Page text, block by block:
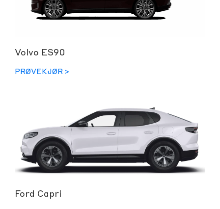
Volvo ES90
PRØVEKJØR >
Ford Capri